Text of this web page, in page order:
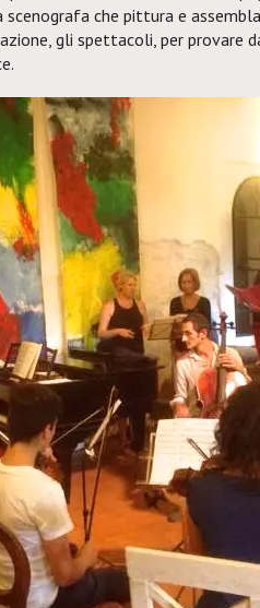
che pittura e
gli spettacoli, per provare